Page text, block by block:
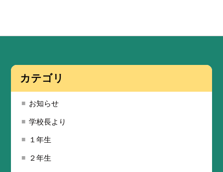
カテゴリ
お知らせ
学校長より
１年生
２年生